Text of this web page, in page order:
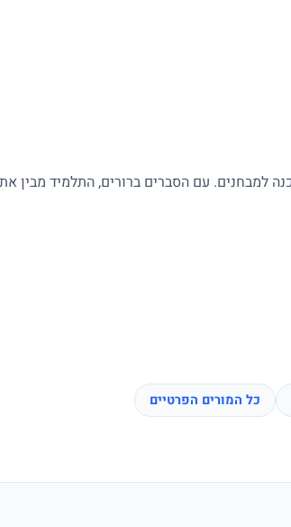
למבחנים. עם הסברים ברורים, התלמיד מבין
כל המורים הפרטיים